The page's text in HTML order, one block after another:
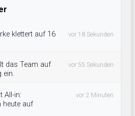
klettert auf 16
vor 18 Sekunden
das Team auf
ein.
vor 55 Sekunden
All-in:
heute auf
vor 2 Minuten